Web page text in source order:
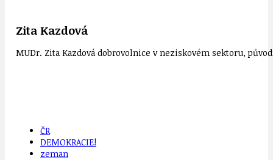
Zita Kazdová
MUDr. Zita Kazdová dobrovolnice v neziskovém sektoru,
ČR
DEMOKRACIE!
zeman